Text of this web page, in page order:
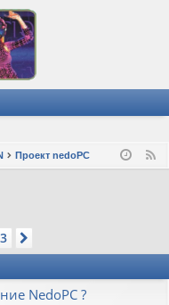
Проект nedoPC
3
NedoPC ?